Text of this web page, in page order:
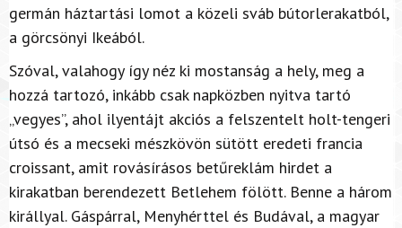
germán háztartási lomot a közeli sváb bútorlerakatból,
a görcsönyi Ikeából.
Szóval, valahogy így néz ki mostanság a hely, meg a
hozzá tartozó, inkább csak napközben nyitva tartó
„vegyes”, ahol ilyentájt akciós a felszentelt holt-tengeri
útsó és a mecseki mészkövön sütött eredeti francia
croissant, amit rovásírásos betűreklám hirdet a
kirakatban berendezett Betlehem fölött. Benne a három
királlyal. Gáspárral, Menyhérttel és Budával, a magyar